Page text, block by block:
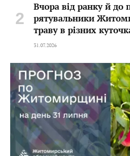
Вчора від ранку й до
рятувальники
траву в різних
31.07.2026